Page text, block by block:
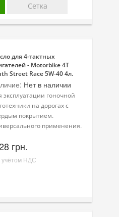
охлаждения
Сетка
для 4-тактных
- Motorbike 4T
Street Race 5W-40 4л.
Нет в наличии
эксплуатации гоночной
на дорогах с
покрытием.
применения.
грн.
учётом НДС